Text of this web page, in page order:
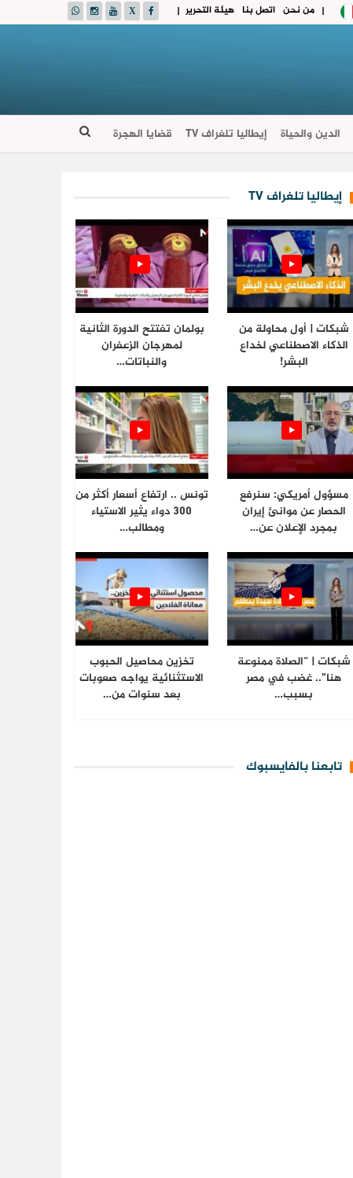
| هيئة التحرير اتصل بنا من نحن |
الدين والحياة إيطاليا تلغراف TV قضايا الهجرة
إيطاليا تلغراف TV
شبكات | أول محاولة من
الذكاء الاصطناعي لخداع
البشر!
بولمان تفتتح الدورة الثانية
لمهرجان الزعفران
والنباتات…
مسؤول أمريكي: سنرفع
الحصار عن موانئ إيران
بمجرد الإعلان عن…
تونس .. ارتفاع أسعار أكثر من
300 دواء يثير الاستياء
ومطالب…
شبكات | “الصلاة ممنوعة
هنا”.. غضب في مصر
بسبب…
تخزين محاصيل الحبوب
الاستثنائية يواجه صعوبات
بعد سنوات من…
تابعنا بالفايسبوك